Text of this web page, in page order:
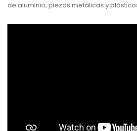
de aluminio, piezas metálicas y